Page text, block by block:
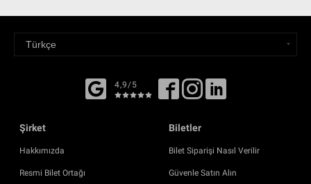
4,9/5
Şirket
Hakkımızda
Resmi Bilet Ortağı
Biletler
Bilet Siparişi Nasıl Verilir
Güvenle Satın Alın